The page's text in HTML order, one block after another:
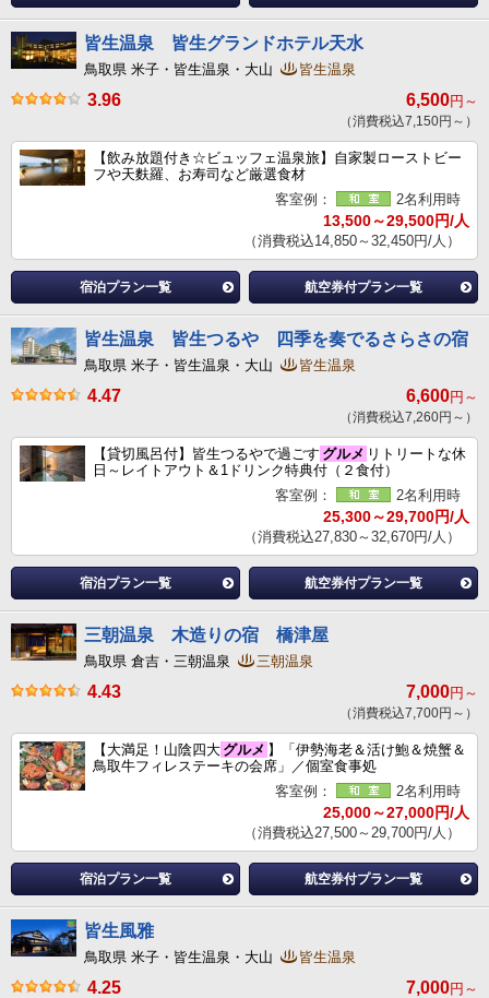
皆生温泉 皆生グランドホテル天水
鳥取県 米子・皆生温泉・大山 皆生温泉
3.96 6,500円～
（消費税込7,150円～）
【飲み放題付き☆ビュッフェ温泉旅】自家製ローストビー
フや天麩羅、お寿司など厳選食材
客室例：
2名利用時
13,500～29,500円/人
（消費税込14,850～32,450円/人）
宿泊プラン一覧 航空券付プラン一覧
皆生温泉 皆生つるや 四季を奏でるさらさの宿
鳥取県 米子・皆生温泉・大山 皆生温泉
4.47 6,600円～
（消費税込7,260円～）
【貸切風呂付】皆生つるやで過ごす グルメ リトリートな休
日～レイトアウト＆1ドリンク特典付（２食付）
客室例：
2名利用時
25,300～29,700円/人
（消費税込27,830～32,670円/人）
宿泊プラン一覧 航空券付プラン一覧
三朝温泉 木造りの宿 橋津屋
鳥取県 倉吉・三朝温泉 三朝温泉
4.43 7,000円～
（消費税込7,700円～）
【大満足！山陰四大 グルメ 】「伊勢海老＆活け鮑＆焼蟹＆
鳥取牛フィレステーキの会席」／個室食事処
客室例：
2名利用時
25,000～27,000円/人
（消費税込27,500～29,700円/人）
宿泊プラン一覧 航空券付プラン一覧
皆生風雅
鳥取県 米子・皆生温泉・大山 皆生温泉
4.25 7,000円～